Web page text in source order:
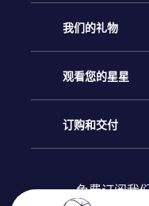
客户服务
联系我们
博客
我们的礼物
Online Star礼物
OSR 礼物包
观看您的星星
Online Star
订购和交付
免费订阅我